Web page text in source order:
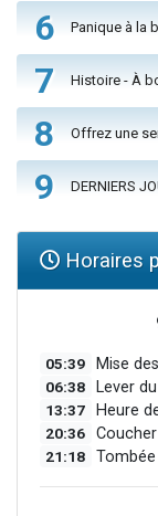
6 Panique à la
7 Histoire - À
8 Offrez une
9 DERNIERS
Horaires
05:39 Mise
06:38 Lever
13:37 Heure
20:36
21:18